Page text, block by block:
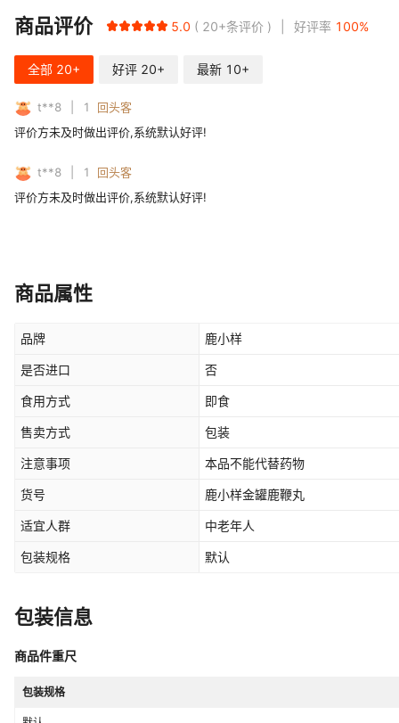
商品评价 5.0 20+条评价 好评率 100%
全部 20+ 好评 20+ 最新 10+
t**8 1
回头客
评价方未及时做出评价,系统默认好评!
t**8 1
回头客
评价方未及时做出评价,系统默认好评!
商品属性
品牌 鹿小样
是否进口 否
食用方式 即食
售卖方式 包装
注意事项 本品不能代替药物
货号 鹿小样金罐鹿鞭丸
适宜人群 中老年人
包装规格 默认
包装信息
商品件重尺
包装规格